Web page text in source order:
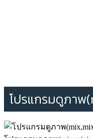
โปรแกรมดูภาพ